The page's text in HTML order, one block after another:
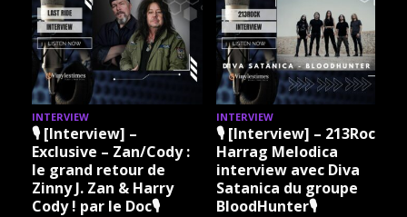
INTERVIEW
🎙 [Interview] –
Exclusive – Zan/Cody :
le grand retour de
Zinny J. Zan & Harry
Cody ! par le Doc🎙
INTERVIEW
🎙 [Interview] – 213Rock
Harrag Melodica
interview avec Diva
Satanica du groupe
BloodHunter🎙